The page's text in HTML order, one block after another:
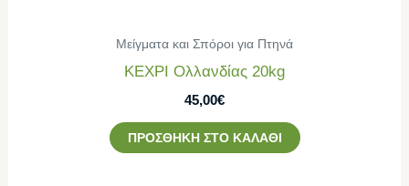
Μείγματα και Σπόροι για Πτηνά
ΚΕΧΡΙ Ολλανδίας 20kg
45,00€
ΠΡΟΣΘΉΚΗ ΣΤΟ ΚΑΛΆΘΙ